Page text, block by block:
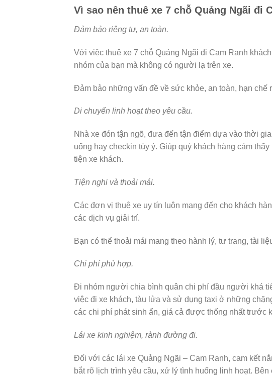
Vì sao nên thuê xe 7 chỗ Quảng Ngãi đi
Đảm bảo riêng tư, an toàn.
Với việc thuê xe 7 chỗ Quảng Ngãi đi Cam Ranh
nhóm của bạn mà không có người lạ trên xe.
Đảm bảo những vấn đề về sức khỏe, an toàn, hạn
Di chuyển linh hoạt theo yêu cầu.
Nhà xe đón tận ngõ, đưa đến tận điểm dựa vào thời
uống hay checkin tùy ý. Giúp quý khách hàng cảm
tiện xe khách.
Tiện nghi và thoải mái.
Các đơn vị thuê xe uy tín luôn mang đến cho khách
các dịch vụ giải trí.
Bạn có thể thoải mái mang theo hành lý, tư trang, tài
Chi phí phù hợp.
Đi nhóm người chia bình quân chi phí đầu người khá
việc đi xe khách, tàu lửa và sử dụng taxi ở những
các chi phí phát sinh ẩn, giá cả được thống nhất trước
Lái xe kinh nghiệm, rành đường đi.
Đối với các lái xe Quảng Ngãi – Cam Ranh, cam kết
bắt rõ lịch trình yêu cầu, xử lý tình huống linh hoạt.